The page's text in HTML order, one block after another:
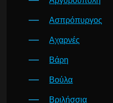
Ασπρόπυργος
Αχαρνές
Βάρη
Βούλα
Βριλήσσια